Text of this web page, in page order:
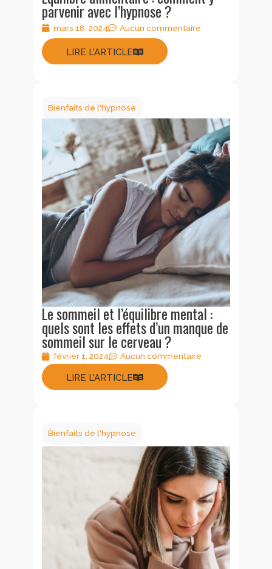
parvenir avec l’hypnose ?
mars 18, 2024 Aucun commentaire
LIRE L'ARTICLE
Bienfaits de l'hypnose
Le sommeil et l’équilibre mental :
quels sont les effets d’un manque de
sommeil sur le cerveau ?
février 1, 2024 Aucun commentaire
LIRE L'ARTICLE
Bienfaits de l'hypnose